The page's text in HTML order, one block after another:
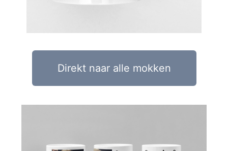
Direkt naar alle mokken